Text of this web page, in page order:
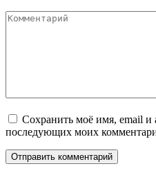
Комментарий
Сохранить моё имя, email и
последующих моих